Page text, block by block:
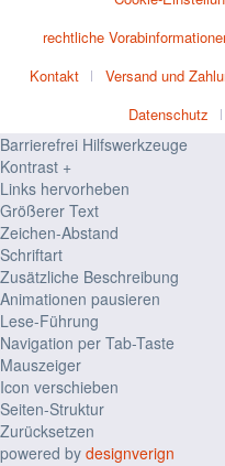
rechtliche
Kontakt
Versand und
Datenschutz
Barrierefrei Hilfswerkzeuge
Kontrast +
Links hervorheben
Größerer Text
Zeichen-Abstand
Schriftart
Zusätzliche Beschreibung
Animationen pausieren
Lese-Führung
Navigation per Tab-Taste
Mauszeiger
Icon verschieben
Seiten-Struktur
Zurücksetzen
powered by designverign